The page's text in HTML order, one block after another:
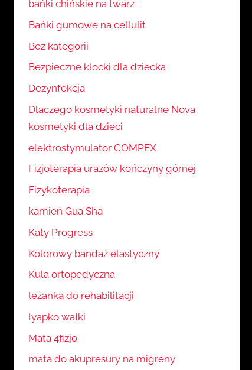
bańki chińskie na twarz
Bańki gumowe na cellulit
Bez kategorii
Bezpieczne klocki dla dziecka
Dezynfekcja
Dlaczego kosmetyki naturalne Nova
kosmetyki dla dzieci
elektrostymulator COMPEX
Fizjoterapia urazów kończyny górnej
Fizykoterapia
kamień Gua Sha
Katy Progress
Kolorowy bandaż elastyczny
Kula ortopedyczna
leżanka do rehabilitacji
lyapko wałki
Mata 4fizjo
mata do akupresury na migreny